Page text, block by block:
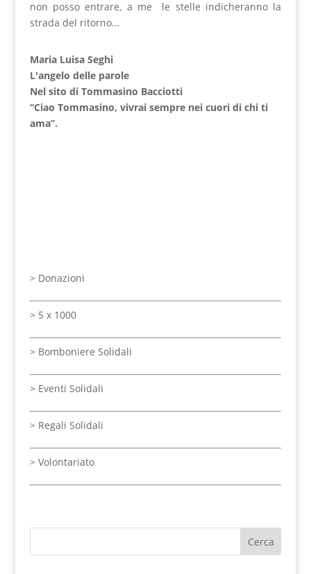
non posso entrare, a me le stelle indicheranno la
strada del ritorno…
Maria Luisa Seghi
L'angelo delle parole
Nel sito di Tommasino Bacciotti
“Ciao Tommasino, vivrai sempre nei cuori di chi ti
ama”.
> Donazioni
> 5 x 1000
> Bomboniere Solidali
> Eventi Solidali
> Regali Solidali
> Volontariato